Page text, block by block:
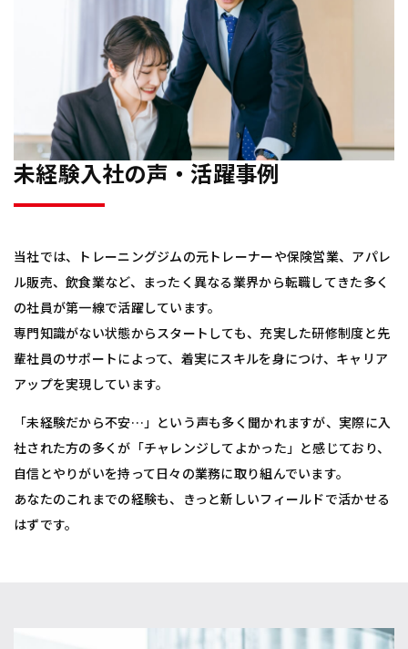
未経験入社の声・活躍事例
当社では、トレーニングジムの元トレーナーや保険営業、アパレ
ル販売、飲食業など、まったく異なる業界から転職してきた多く
の社員が第一線で活躍しています。
専門知識がない状態からスタートしても、充実した研修制度と先
輩社員のサポートによって、着実にスキルを身につけ、キャリア
アップを実現しています。
「未経験だから不安…」という声も多く聞かれますが、実際に入
社された方の多くが「チャレンジしてよかった」と感じており、
自信とやりがいを持って日々の業務に取り組んでいます。
あなたのこれまでの経験も、きっと新しいフィールドで活かせる
はずです。